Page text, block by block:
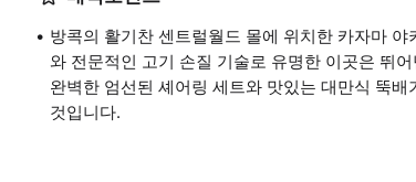
방콕의 활기찬 센트럴월드 몰에 위치한 카자마
와 전문적인 고기 손질 기술로 유명한 이곳은 뛰
완벽한 엄선된 셰어링 세트와 맛있는 대만식 뚝
것입니다.